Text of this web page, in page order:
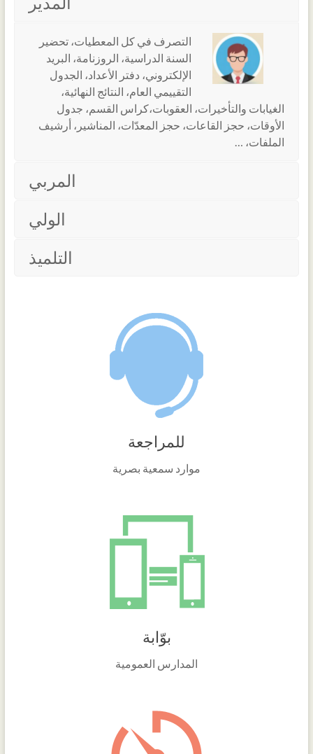
التصرف في كل المعطيات، تحضير
السنة الدراسية، الروزنامة، البريد
الإلكتروني، دفتر الأعداد، الجدول
التقييمي العام، النتائج النهائية،
الغيابات والتأخيرات، العقوبات،كراس القسم، جدول
الأوقات، حجز القاعات، حجز المعدّات، المناشير، أرشيف
الملفات، …
المربي
الولي
التلميذ
للمراجعة
موارد سمعية بصرية
بوّابة
المدارس العمومية